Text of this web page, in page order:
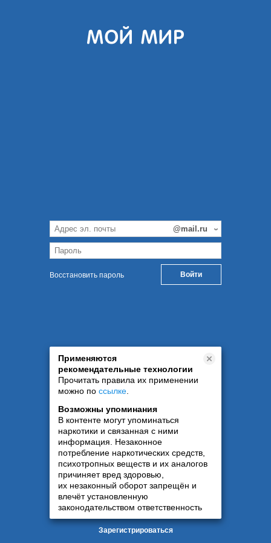
Восстановить пароль
Применяются
рекомендательные технологии
Прочитать правила их применении
можно по ссылке
Возможны упоминания
В контенте могут упоминаться
наркотики и связанная с ними
информация. Незаконное
потребление наркотических средств,
психотропных веществ и их аналогов
причиняет вред здоровью,
их незаконный оборот запрещён и
влечёт установленную
законодательством ответственность
Зарегистрироваться